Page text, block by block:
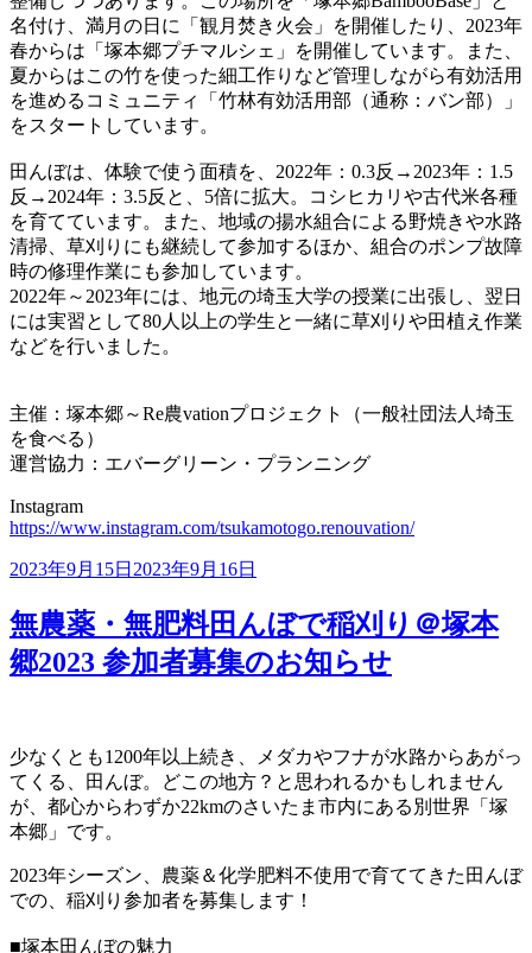
名付け、満月の日に「観月焚き火会」を開催したり、2023年
春からは「塚本郷プチマルシェ」を開催しています。また、
夏からはこの竹を使った細工作りなど管理しながら有効活用
を進めるコミュニティ「竹林有効活用部（通称：バン部）」
をスタートしています。
田んぼは、体験で使う面積を、2022年：0.3反→2023年：1.5
反→2024年：3.5反と、5倍に拡大。コシヒカリや古代米各種
を育てています。また、地域の揚水組合による野焼きや水路
清掃、草刈りにも継続して参加するほか、組合のポンプ故障
時の修理作業にも参加しています。
2022年～2023年には、地元の埼玉大学の授業に出張し、翌日
には実習として80人以上の学生と一緒に草刈りや田植え作業
などを行いました。
主催：塚本郷～Re農vationプロジェクト（一般社団法人埼玉
を食べる）
運営協力：エバーグリーン・プランニング
Instagram
https://www.instagram.com/tsukamotogo.renouvation/
投
日:
2023年9月15日 2023年9月16日
無農薬・無肥料田んぼで稲刈り＠塚本
郷2023 参加者募集のお知らせ
少なくとも1200年以上続き、メダカやフナが水路からあがっ
てくる、田んぼ。どこの地方？と思われるかもしれません
が、都心からわずか22kmのさいたま市内にある別世界「塚
本郷」です。
2023年シーズン、農薬＆化学肥料不使用で育ててきた田んぼ
での、稲刈り参加者を募集します！
■塚本田んぼの魅力